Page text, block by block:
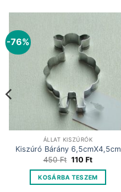
-76%
ÁLLAT KISZÚRÓK
Kiszúró Bárány 6,5cmX4,5cm
450Ft Original
price
was:
450 Ft.
110FtCurrent
is:
110 Ft.
KOSÁRBA TESZEM